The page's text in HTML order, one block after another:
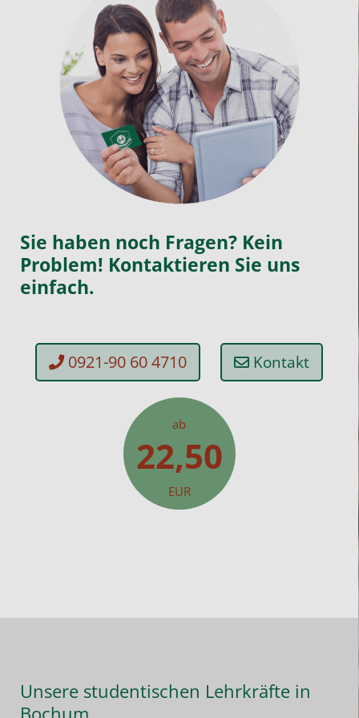
Sie haben noch Fragen? Kein
Problem! Kontaktieren Sie uns
einfach.
0921-90 60 4710 Kontakt
ab
22,50
EUR
Unsere studentischen Lehrkräfte in
Bochum